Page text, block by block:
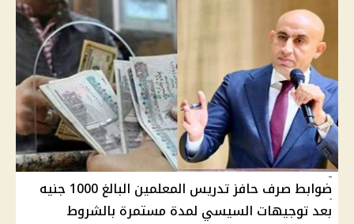
ضوابط صرف حافز تدريس المعلمين البالغ 1000 جنيه
بعد توجيهات السيسي لمدة مستمرة بالشروط